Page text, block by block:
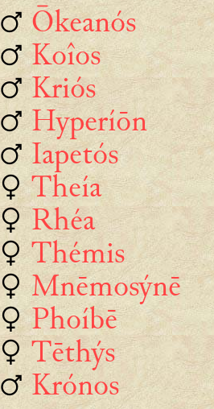
♂Ōkeanós
♂Koîos
♂Kriós
♂Hyperíōn
♂Iapetós
♀Theía
♀Rhéa
♀Thémis
♀Mnēmosýnē
♀Phoíbē
♀Tēthýs
♂Krónos